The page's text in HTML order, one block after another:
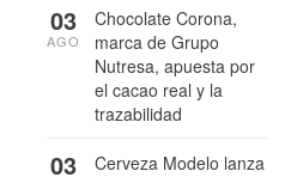
Chocolate Corona,
marca de Grupo
Nutresa, apuesta por
el cacao real y la
trazabilidad
03
AGO
Cerveza Modelo lanza
03